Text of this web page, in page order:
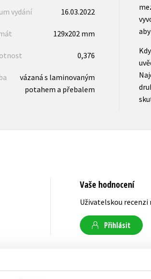
vydání 16.03.2022
129x202 mm
0,376
vázaná s laminovaným
potahem a přebalem
Vaše hodnocení
Uživatelskou
Přihlásit